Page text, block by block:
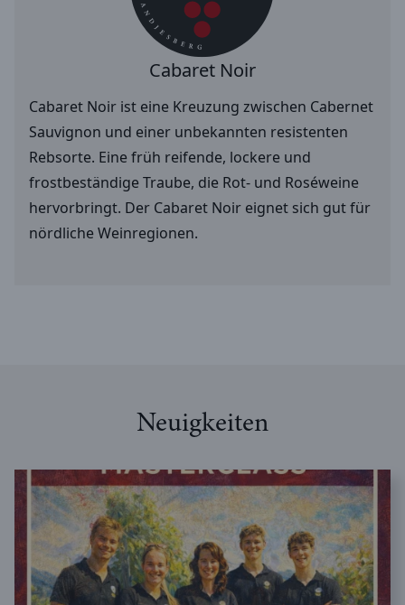
Cabaret Noir
Cabaret Noir ist eine Kreuzung zwischen Cabernet
Sauvignon und einer unbekannten resistenten
Rebsorte. Eine früh reifende, lockere und
frostbeständige Traube, die Rot- und Roséweine
hervorbringt. Der Cabaret Noir eignet sich gut für
nördliche Weinregionen.
Neuigkeiten